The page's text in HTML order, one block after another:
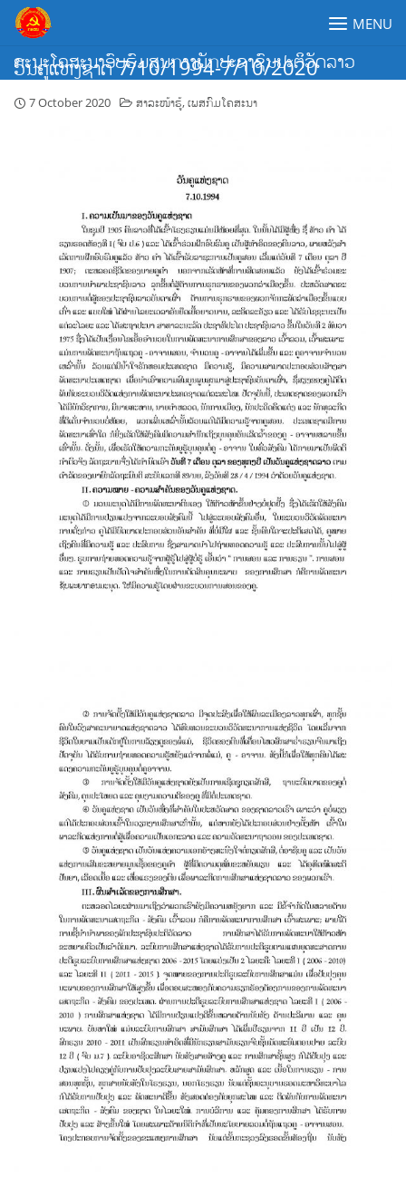
Skip
content
ຄະນະໂຄສະນາອົບຮົມສູນກາງພັກປະຊາຊົນປະຕິວັດລາວ
MENU
ວັນຄູແຫ່ງຊາດ 7/10/1994-7/10/2020
7 October 2020 ສາລະໜ້າຮູ້,ເພສກົມໂຄສະນາ